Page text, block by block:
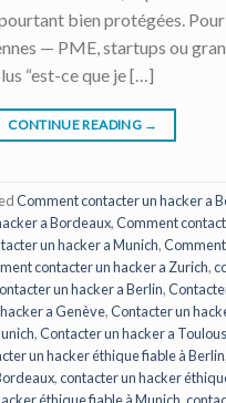
bien protégées. Pour
— PME, startups ou
“est-ce que je […]
CONTINUE READING →
Comment contacter un hacker a
a Bordeaux,Comment
un hacker a Munich,
contacter un hacker a Zurich,
un hacker a Berlin,
a Genève,Contacter un
,Contacter un hacker a
un hacker éthique fiable à Berlin,
,contacter un hacker